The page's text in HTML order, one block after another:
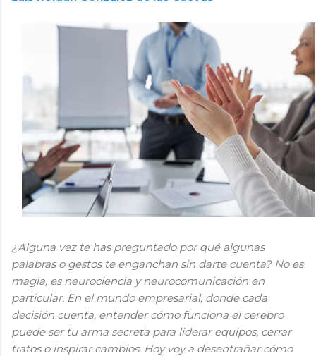
¿Alguna vez te has preguntado por qué algunas
palabras o gestos te enganchan sin darte cuenta? No es
magia, es neurociencia y neurocomunicación en
particular. En el mundo empresarial, donde cada
decisión cuenta, entender cómo funciona el cerebro
puede ser tu arma secreta para liderar equipos, cerrar
tratos o inspirar cambios. Hoy voy a desentrañar cómo